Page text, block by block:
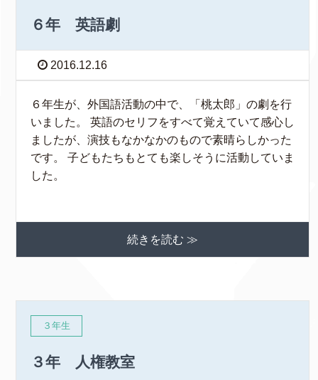
６年 英語劇
2016.12.16
６年生が、外国語活動の中で、「桃太郎」の劇を行
いました。 英語のセリフをすべて覚えていて感心し
ましたが、演技もなかなかのもので素晴らしかった
です。 子どもたちもとても楽しそうに活動していま
した。
続きを読む ≫
３年生
３年 人権教室